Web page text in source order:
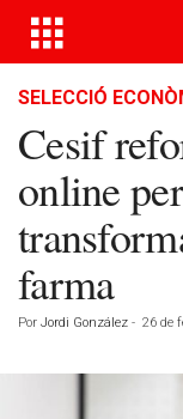
SELECCIÓ
Cesif
online
farma
Por Jordi González - 26 de